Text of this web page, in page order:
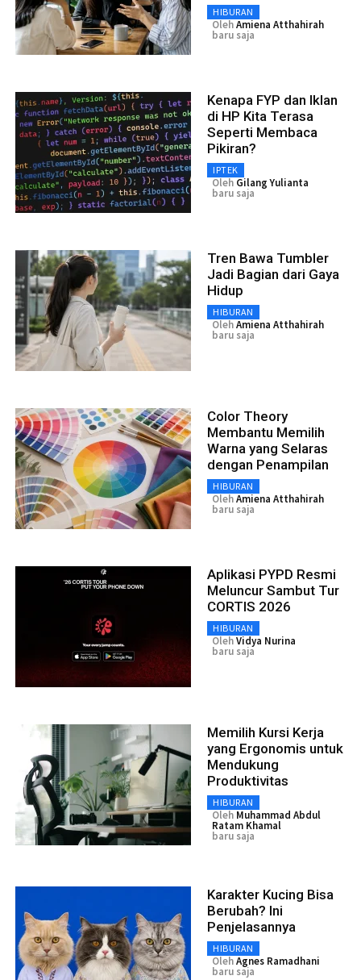
HIBURAN
OlehAmiena Atthahirah
baru saja
Kenapa FYP dan Iklan
di HP Kita Terasa
Seperti Membaca
Pikiran?
IPTEK
Oleh Gilang Yulianta
baru saja
Tren Bawa Tumbler
Jadi Bagian dari Gaya
Hidup
HIBURAN
OlehAmiena Atthahirah
baru saja
Color Theory
Membantu Memilih
Warna yang Selaras
dengan Penampilan
HIBURAN
OlehAmiena Atthahirah
baru saja
Aplikasi PYPD Resmi
Meluncur Sambut Tur
CORTIS 2026
HIBURAN
OlehVidya Nurina
baru saja
Memilih Kursi Kerja
yang Ergonomis untuk
Mendukung
Produktivitas
HIBURAN
Oleh Muhammad Abdul
Ratam Khamal
baru saja
Karakter Kucing Bisa
Berubah? Ini
Penjelasannya
HIBURAN
OlehAgnes Ramadhani
baru saja